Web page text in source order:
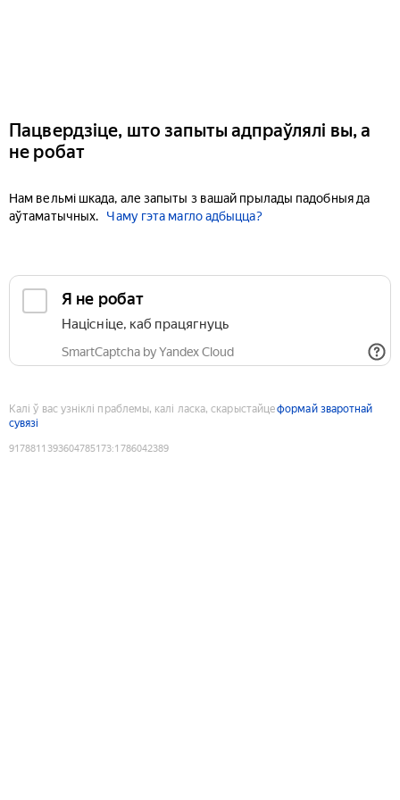
Пацвердзіце, што запыты адпраўлялі вы, а
не робат
Нам вельмі шкада, але запыты з вашай прылады падобныя да
аўтаматычных.
Чаму гэта магло адбыцца?
Я не робат
Націсніце, каб працягнуць
SmartCaptcha by Yandex Cloud
Калі ў вас узніклі праблемы, калі ласка, скарыстайцеформай зваротнай
сувязі
9178811393604785173:1786042389